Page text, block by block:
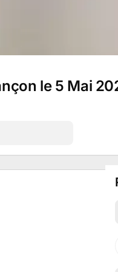
le 5 Mai